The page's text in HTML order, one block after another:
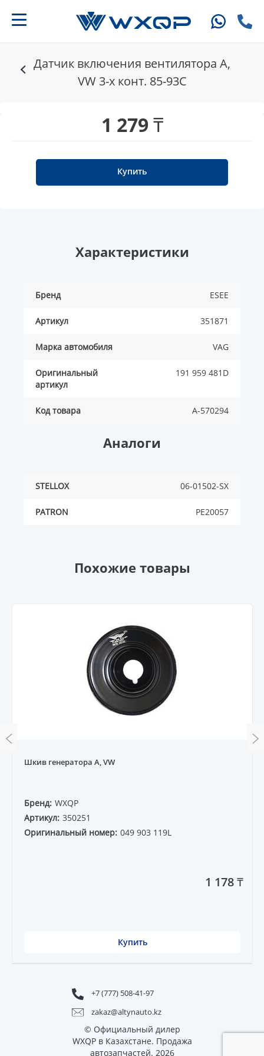
Датчик включения вентилятора A,
VW 3-х конт. 85-93C
1 279 ₸
Купить
Характеристики
Бренд ESEE
Артикул 351871
Марка автомобиля VAG
Оригинальный
артикул
191 959 481D
Код товара A-570294
Аналоги
STELLOX 06-01502-SX
PATRON PE20057
Похожие товары
Шкив генератора A, VW
Бренд: WXQP
Артикул: 350251
Оригинальный номер: 049 903 119L
1 178 ₸
Купить
+7 (777) 508-41-97
zakaz@altynauto.kz
© Официальный дилер
WXQP в Казахстане. Продажа
автозапчастей. 2026